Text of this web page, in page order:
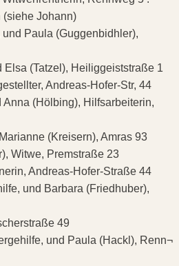
Johann)
Paula (Guggenbidhler),
(Tatzel), Heiliggeiststraße 1
Andreas-Hofer-Str, 44
(Hölbing), Hilfsarbeiterin,
(Kreisern), Amras 93
Witwe, Premstraße 23
Andreas-Hofer-Straße 44
und Barbara (Friedhuber),
49
und Paula (Hackl), Renn¬